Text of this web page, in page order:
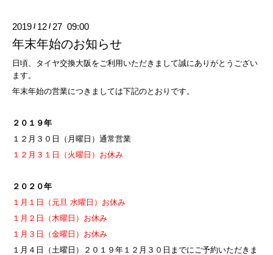
2019 / 12 / 27 09:00
年末年始のお知らせ
日頃、タイヤ交換大阪をご利用いただきまして誠にありがとうござい
ます。
年末年始の営業につきましては下記のとおりです。
２０１９年
１２月３０日（月曜日）通常営業
１２月３１日（火曜日）お休み
２０２０年
１月１日（元旦 水曜日）お休み
１月２日（木曜日）お休み
１月３日（金曜日）お休み
１月４日（土曜日）２０１９年１２月３０日までにご予約いただきま